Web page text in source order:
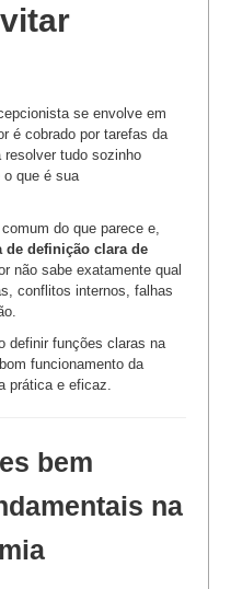
se envolve em
é cobrado por tarefas da
tudo sozinho
o que é sua
do que parece e,
de definição clara de
não sabe exatamente qual
conflitos internos, falhas
definir funções claras na
funcionamento da
prática e eficaz.
bem
na